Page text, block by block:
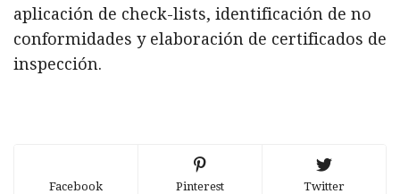
aplicación de check-lists, identificación de no
conformidades y elaboración de certificados de
inspección.
Facebook Pinterest Twitter